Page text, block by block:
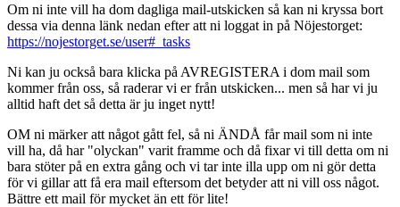
Om ni inte vill ha dom dagliga mail-utskicken så kan ni kryssa bort
dessa via denna länk nedan efter att ni loggat in på Nöjestorget:
https://nojestorget.se/user#_tasks
Ni kan ju också bara klicka på AVREGISTERA i dom mail som
kommer från oss, så raderar vi er från utskicken... men så har vi ju
alltid haft det så detta är ju inget nytt!
OM ni märker att något gått fel, så ni ÄNDÅ får mail som ni inte
vill ha, då har "olyckan" varit framme och då fixar vi till detta om ni
bara stöter på en extra gång och vi tar inte illa upp om ni gör detta
för vi gillar att få era mail eftersom det betyder att ni vill oss något.
Bättre ett mail för mycket än ett för lite!